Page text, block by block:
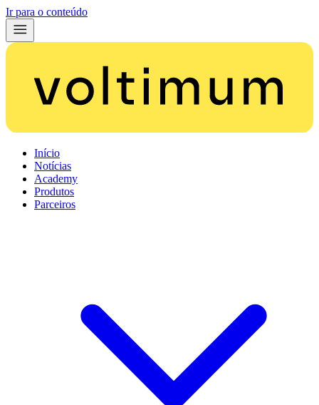
Ir para o conteúdo
Início
Notícias
Academy
Produtos
Parceiros